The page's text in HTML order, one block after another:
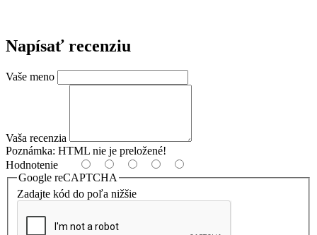
Napísať recenziu
Vaše meno
Vaša recenzia
Poznámka: HTML nie je preložené!
Hodnotenie
Google reCAPTCHA
Zadajte kód do poľa nižšie